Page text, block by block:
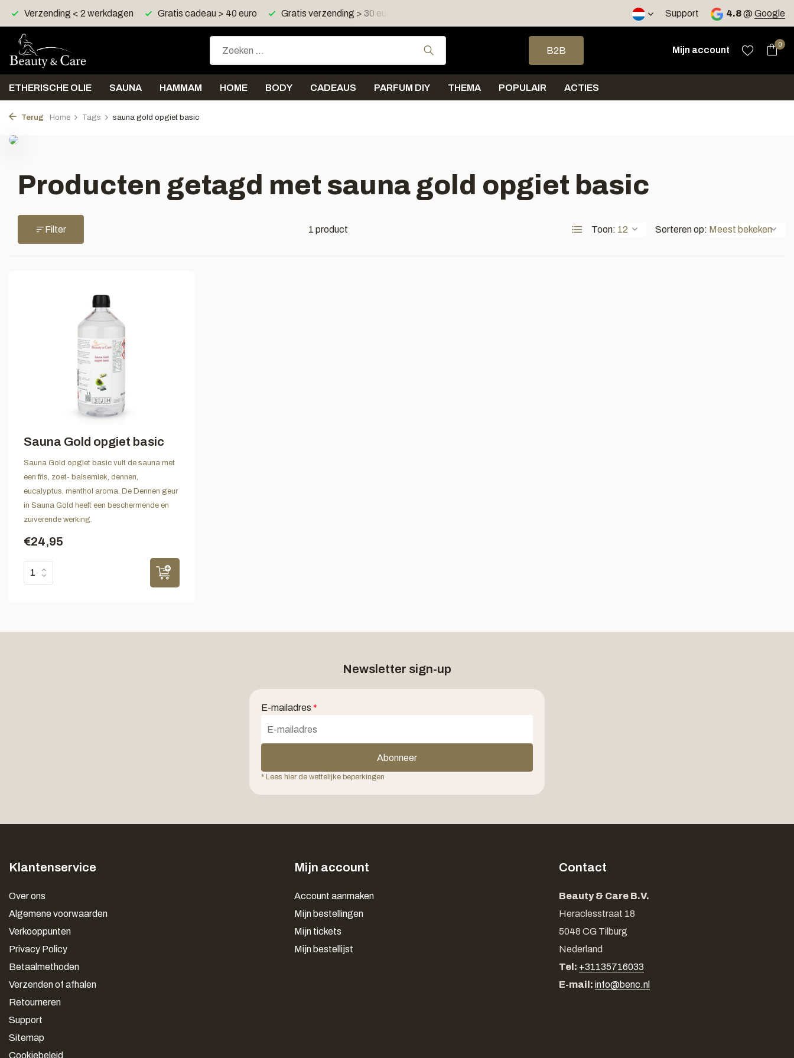
Verzending < 2 werkdagen Gratis cadeau > 40 euro Gratis verzending > 30 euro in NL en BE Support 4.8@ Google
Gebruik de pijltjes op en neer om een beschikbaar resultaat te selecteren. Druk
B2B
Mijn account
0
ETHERISCHE OLIE SAUNA HAMMAM HOME BODY CADEAUS PARFUM DIY THEMA POPULAIR ACTIES
Terug Home Tags sauna gold opgiet basic
Producten getagd met sauna gold opgiet basic
Filter 1 product Toon: Sorteren op:
Sauna Gold opgiet basic
Sauna Gold opgiet basic vult de sauna met
een fris, zoet- balsemiek, dennen,
eucalyptus, menthol aroma. De Dennen geur
in Sauna Gold heeft een beschermende en
zuiverende werking.
€24,95
Newsletter sign-up
E-mailadres *
Abonneer
* Lees hier de wettelijke beperkingen
Klantenservice
Over ons
Algemene voorwaarden
Verkooppunten
Privacy Policy
Betaalmethoden
Verzenden of afhalen
Retourneren
Support
Sitemap
Cookiebeleid
Mijn account
Account aanmaken
Mijn bestellingen
Mijn tickets
Mijn bestellijst
Contact
Beauty & Care B.V.
Heraclesstraat 18
5048 CG Tilburg
Nederland
Tel: +31135716033
E-mail: info@benc.nl